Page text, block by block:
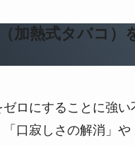
加熱式タバコ）
ゼロにすることに強い
「口寂しさの解消」